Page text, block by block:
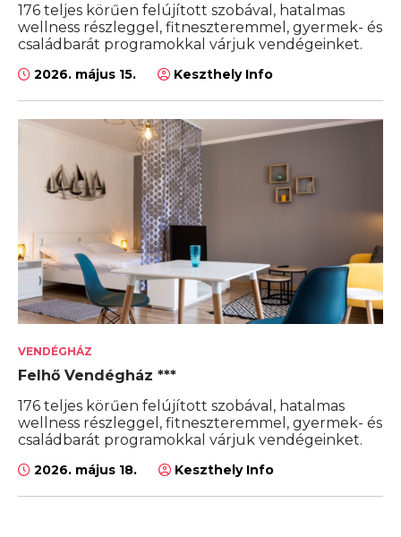
176 teljes körűen felújított szobával, hatalmas
wellness részleggel, fitneszteremmel, gyermek- és
családbarát programokkal várjuk vendégeinket.
2026. május 15. Keszthely Info
VENDÉGHÁZ
Felhő Vendégház ***
176 teljes körűen felújított szobával, hatalmas
wellness részleggel, fitneszteremmel, gyermek- és
családbarát programokkal várjuk vendégeinket.
2026. május 18. Keszthely Info